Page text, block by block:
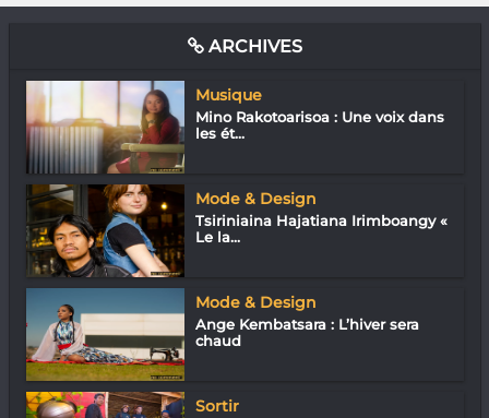
ARCHIVES
Musique
Mino Rakotoarisoa : Une voix dans
les ét...
Mode & Design
Tsiriniaina Hajatiana Irimboangy «
Le la...
Mode & Design
Ange Kembatsara : L’hiver sera
chaud
Sortir